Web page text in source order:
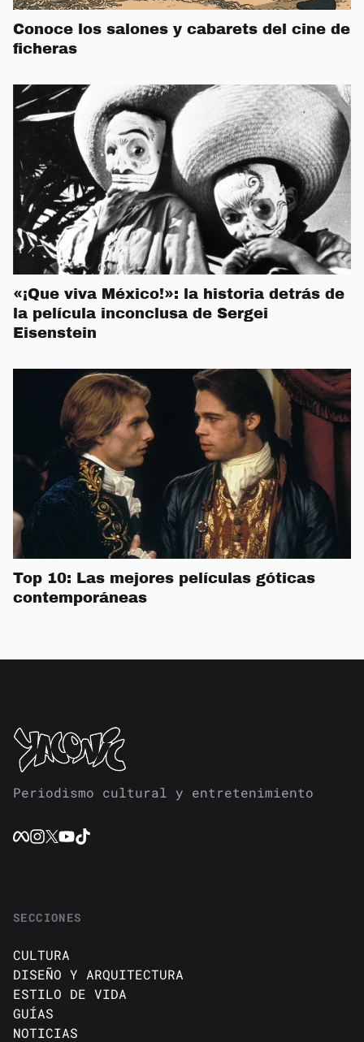
Conoce los salones y cabarets del cine de
ficheras
«¡Que viva México!»: la historia detrás de
la película inconclusa de Sergei
Eisenstein
Top 10: Las mejores películas góticas
contemporáneas
Periodismo cultural y entretenimiento
SECCIONES
CULTURA
DISEÑO Y ARQUITECTURA
ESTILO DE VIDA
GUÍAS
NOTICIAS